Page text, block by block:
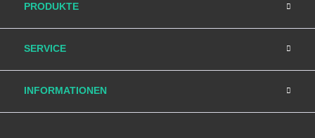
PRODUKTE
SERVICE
INFORMATIONEN